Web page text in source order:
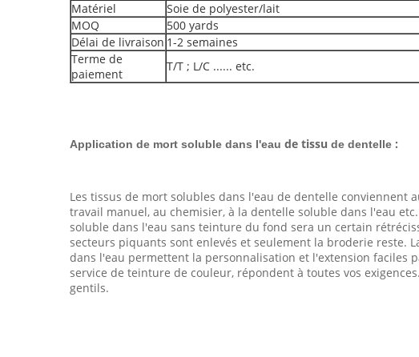
Matériel
Soie de polyester/lait
MOQ
500 yards
Délai de livraison 1-2 semaines
Terme de
paiement
T/T ; L/C ...... etc.
Application de mort soluble dans l'eau de tissu de dentelle :
Les tissus de mort solubles dans l'eau de dentelle conviennent
travail manuel, au chemisier, à la dentelle soluble dans l'eau
soluble dans l'eau sans teinture du fond sera un certain
secteurs piquants sont enlevés et seulement la broderie reste.
dans l'eau permettent la personnalisation et l'extension faciles
service de teinture de couleur, répondent à toutes vos
gentils.